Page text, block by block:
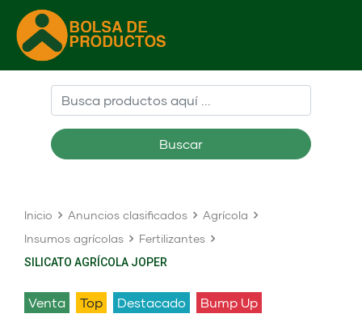
Buscar
Inicio Anuncios clasificados
Agrícola
Insumos agrícolas
Fertilizantes
SILICATO AGRÍCOLA JOPER
venta Top Destacado Bump Up